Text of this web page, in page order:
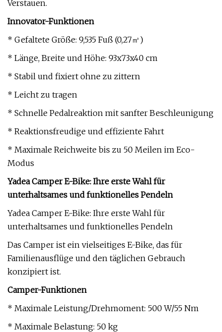
Verstauen.
Innovator-Funktionen
* Gefaltete Größe: 9,535 Fuß (0,27㎥)
* Länge, Breite und Höhe: 93x73x40 cm
* Stabil und fixiert ohne zu zittern
* Leicht zu tragen
* Schnelle Pedalreaktion mit sanfter Beschleunigung
* Reaktionsfreudige und effiziente Fahrt
* Maximale Reichweite bis zu 50 Meilen im Eco-
Modus
Yadea Camper E-Bike: Ihre erste Wahl für
unterhaltsames und funktionelles Pendeln
Yadea Camper E-Bike: Ihre erste Wahl für
unterhaltsames und funktionelles Pendeln
Das Camper ist ein vielseitiges E-Bike, das für
Familienausflüge und den täglichen Gebrauch
konzipiert ist.
Camper-Funktionen
* Maximale Leistung/Drehmoment: 500 W/55 Nm
* Maximale Belastung: 50 kg